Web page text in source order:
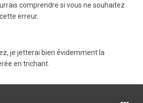
comprendre si vous ne souhaitez
erreur.
je jetterai bien évidemment la
en trichant.